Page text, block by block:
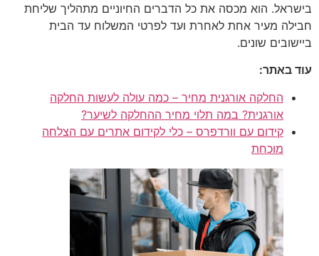
בישראל. הוא מכסה את כל הדברים החיוניים מתהליך שליחת
חבילה מעיר אחת לאחרת ועד לפרטי המשלוח עד הבית
ביישובים שונים.
עוד באתר:
החלקה אורגנית מחיר – כמה עולה לעשות החלקה
אורגנית? במה תלוי מחיר ההחלקה לשיער?
קידום עם וורדפרס – כלי לקידום אתרים עם הצלחה
מוכחת